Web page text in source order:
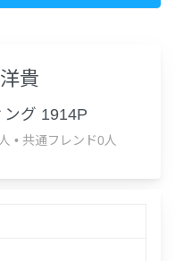
貴
ング 1914P
• 共通フレンド0人